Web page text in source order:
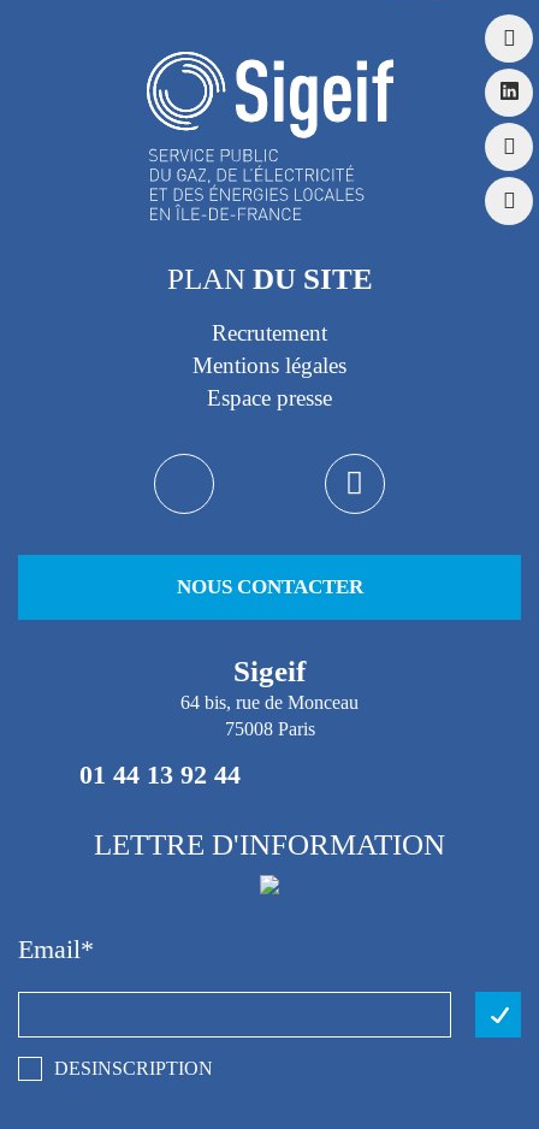
PLAN DU SITE
Recrutement
Mentions légales
Espace presse
NOUS CONTACTER
Sigeif
64 bis, rue de Monceau
75008 Paris
01 44 13 92 44
LETTRE D'INFORMATION
Email
DESINSCRIPTION